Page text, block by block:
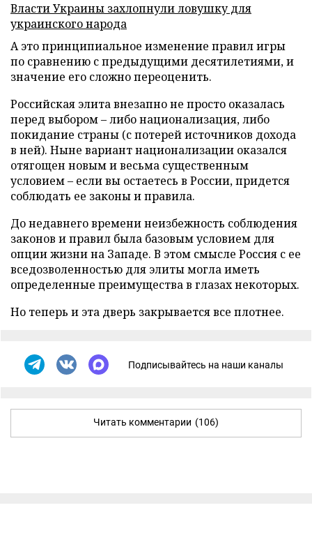
Власти Украины захлопнули ловушку для
украинского народа
А это принципиальное изменение правил игры
по сравнению с предыдущими десятилетиями, и
значение его сложно переоценить.
Российская элита внезапно не просто оказалась
перед выбором – либо национализация, либо
покидание страны (с потерей источников дохода
в ней). Ныне вариант национализации оказался
отягощен новым и весьма существенным
условием – если вы остаетесь в России, придется
соблюдать ее законы и правила.
До недавнего времени неизбежность соблюдения
законов и правил была базовым условием для
опции жизни на Западе. В этом смысле Россия с ее
вседозволенностью для элиты могла иметь
определенные преимущества в глазах некоторых.
Но теперь и эта дверь закрывается все плотнее.
Подписывайтесь на наши каналы
Читать комментарии (106)